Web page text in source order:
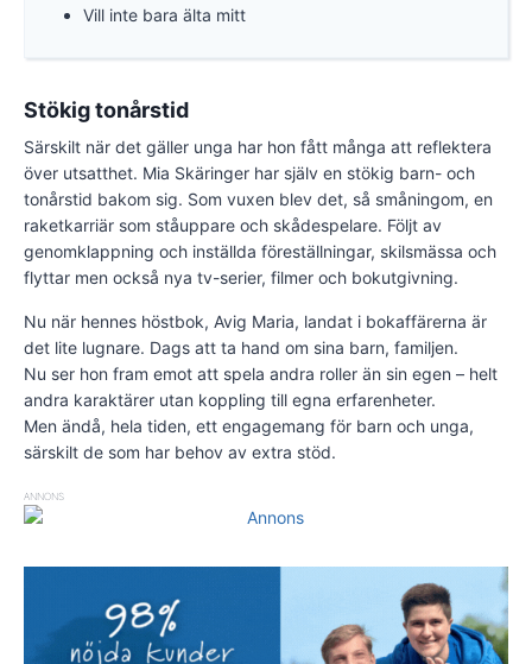
Vill inte bara älta mitt
Stökig tonårstid
Särskilt när det gäller unga har hon fått många att reflektera
över utsatthet. Mia Skäringer har själv en stökig barn- och
tonårstid bakom sig. Som vuxen blev det, så småningom, en
raketkarriär som ståuppare och skådespelare. Följt av
genomklappning och inställda föreställningar, skilsmässa och
flyttar men också nya tv-serier, filmer och bokutgivning.
Nu när hennes höstbok, Avig Maria, landat i bokaffärerna är
det lite lugnare. Dags att ta hand om sina barn, familjen.
Nu ser hon fram emot att spela andra roller än sin egen – helt
andra karaktärer utan koppling till egna erfarenheter.
Men ändå, hela tiden, ett engagemang för barn och unga,
särskilt de som har behov av extra stöd.
ANNONS